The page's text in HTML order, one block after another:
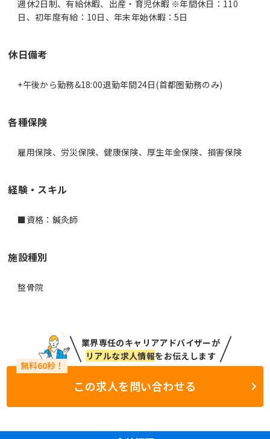
週休2日制、有給休暇、出産・育児休暇 ※年間休日：110
日、初年度有給：10日、年末年始休暇：5日
休日備考
+午後から勤務&18:00退勤年間24日(首都圏勤務のみ)
各種保険
雇用保険、労災保険、健康保険、厚生年金保険、損害保険
経験・スキル
■資格：鍼灸師
施設種別
整骨院
業界専任のキャリアアドバイザーが
リアルな求人情報をお伝えします
この求人を問い合わせる